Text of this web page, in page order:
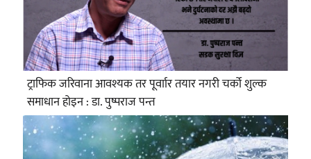
ट्राफिक जरिवाना आवश्यक तर पूर्वाार तयार नगरी चर्को शुल्क
समाधान होइन : डा. पुष्पराज पन्त